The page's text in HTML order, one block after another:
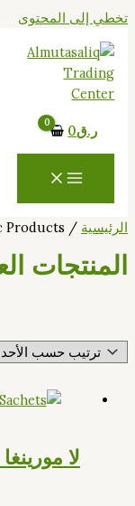
تخطي إلى المحتوى
ر.ق0
الرئيسية / Organic Products
المنتجات